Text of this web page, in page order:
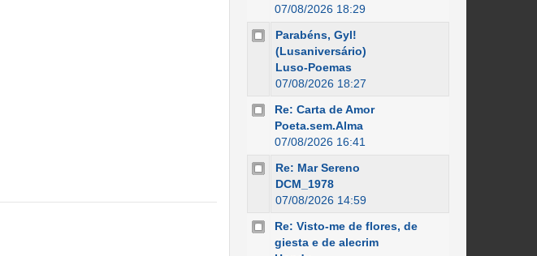
07/08/2026 18:29
Parabéns, Gyl!
(Lusaniversário)
Luso-Poemas
07/08/2026 18:27
Re: Carta de Amor
Poeta.sem.Alma
07/08/2026 16:41
Re: Mar Sereno
DCM_1978
07/08/2026 14:59
Re: Visto-me de flores, de
giesta e de alecrim